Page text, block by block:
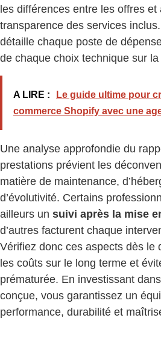
les différences entre les offres et
transparence des services
détaille chaque poste de
de chaque choix technique sur
A LIRE :
Le guide ultime pour
commerce Shopify avec une
Une analyse approfondie du
prestations prévient les
matière de maintenance,
d’évolutivité. Certains
ailleurs un suivi après la mise
d’autres facturent chaque
Vérifiez donc ces aspects dès le
les coûts sur le long terme et
prématurée. En investissant
conçue, vous garantissez un
performance, durabilité et